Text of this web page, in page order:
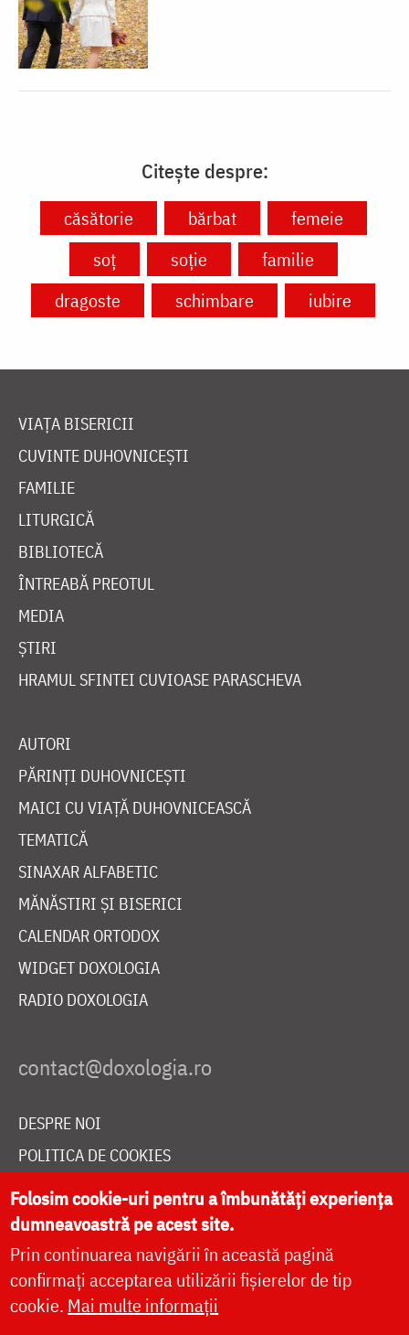
Citește despre:
căsătorie bărbat
femeie
soț
soție
familie
dragoste
schimbare iubire
VIAȚA BISERICII
CUVINTE DUHOVNICEȘTI
FAMILIE
LITURGICĂ
BIBLIOTECĂ
ÎNTREABĂ PREOTUL
MEDIA
ȘTIRI
HRAMUL SFINTEI CUVIOASE PARASCHEVA
AUTORI
PĂRINȚI DUHOVNICEȘTI
MAICI CU VIAȚĂ DUHOVNICEASCĂ
TEMATICĂ
SINAXAR ALFABETIC
MĂNĂSTIRI ȘI BISERICI
CALENDAR ORTODOX
WIDGET DOXOLOGIA
RADIO DOXOLOGIA
DESPRE NOI
POLITICA DE COOKIES
DONEAZĂ ONLINE PENTRU CATEDRALA NAȚIONALĂ
LIVE
Folosim cookie-uri pentru a îmbunătăți experiența
dumneavoastră pe acest site.
Prin continuarea navigării în această pagină
confirmați acceptarea utilizării fișierelor de tip
cookie. Mai multe informații